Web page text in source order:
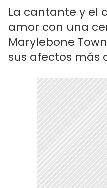
La cantante y el
amor con una
Marylebone
sus afectos más